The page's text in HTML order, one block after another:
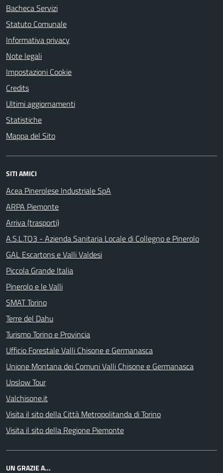
Bacheca Servizi
Statuto Comunale
Informativa privacy
Note legali
Impostazioni Cookie
Credits
Ultimi aggiornamenti
Statistiche
Mappa del Sito
SITI AMICI
Acea Pinerolese Industriale SpA
ARPA Piemonte
Arriva (trasporti)
A.S.L.TO3 - Azienda Sanitaria Locale di Collegno e Pinerolo
GAL Escartons e Valli Valdesi
Piccola Grande Italia
Pinerolo e le Valli
SMAT Torino
Terre del Dahu
Turismo Torino e Provincia
Ufficio Forestale Valli Chisone e Germanasca
Unione Montana dei Comuni Valli Chisone e Germanasca
Upslow Tour
Valchisone.it
Visita il sito della Città Metropolitanda di Torino
Visita il sito della Regione Piemonte
UN GRAZIE A...